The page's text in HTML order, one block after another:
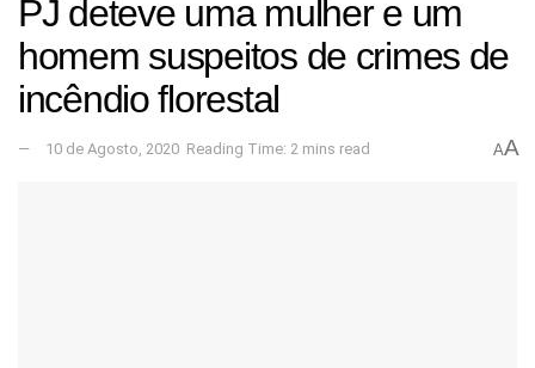
PJ deteve uma mulher e um
homem suspeitos de crimes de
incêndio florestal
10 de Agosto, 2020 Reading Time: 2 mins read AA